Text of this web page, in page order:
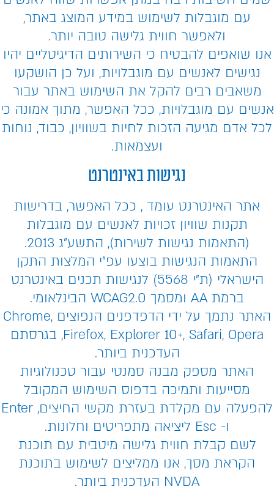
עם מוגבלות לשימוש במידע המוצג באתר,
ולאפשר חווית גלישה טובה יותר.
אנו שואפים להבטיח כי השירותים הדיגיטליים יהיו
נגישים לאנשים עם מוגבלויות, ועל כן הושקעו
משאבים רבים להקל את השימוש באתר עבור
אנשים עם מוגבלויות, ככל האפשר, מתוך אמונה כי
לכל אדם מגיעה הזכות לחיות בשוויון, כבוד, נוחות
ועצמאות.
נגישות באינטרנט
אתר האינטרנט עומד , ככל האפשר, בדרישות
תקנות שוויון זכויות לאנשים עם מוגבלות
(התאמות נגישות לשירות), התשע”ג 2013.
התאמות הנגישות בוצעו עפ”י המלצות התקן
הישראלי (ת”י 5568) לנגישות תכנים באינטרנט
ברמת AA ומסמך WCAG2.0 הבינלאומי.
האתר נתמך על ידי הדפדפנים הנפוצים Chrome,
Firefox, Explorer 10+, Safari, Opera, בגרסתם
העדכנית ביותר.
האתר מספק מבנה סמנטי עבור טכנולוגיות
מסייעות ותמיכה בדפוס השימוש המקובל
להפעלה עם מקלדת בעזרת מקשי החיצים, Enter
ו- Esc ליציאה מתפריטים וחלונות.
לשם קבלת חווית גלישה מיטבית עם תוכנת
הקראת מסך, אנו ממליצים לשימוש בתוכנת
NVDA העדכנית ביותר.